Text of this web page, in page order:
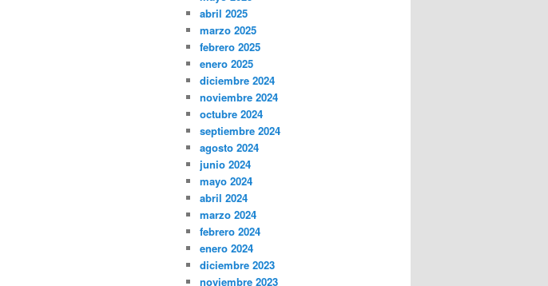
abril 2025
marzo 2025
febrero 2025
enero 2025
diciembre 2024
noviembre 2024
octubre 2024
septiembre 2024
agosto 2024
junio 2024
mayo 2024
abril 2024
marzo 2024
febrero 2024
enero 2024
diciembre 2023
noviembre 2023